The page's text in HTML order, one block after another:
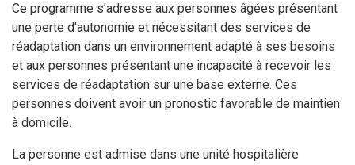
Ce programme s’adresse aux personnes âgées présentant
une perte d'autonomie et nécessitant des services de
réadaptation dans un environnement adapté à ses besoins
et aux personnes présentant une incapacité à recevoir les
services de réadaptation sur une base externe. Ces
personnes doivent avoir un pronostic favorable de maintien
à domicile.
La personne est admise dans une unité hospitalière